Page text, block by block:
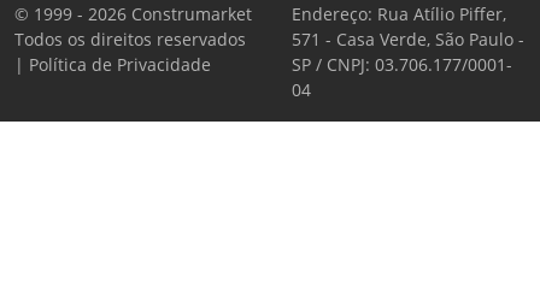
© 1999 - 2026 Construmarket
Todos os direitos reservados
| Política de Privacidade
Endereço: Rua Atílio Piffer,
571 - Casa Verde, São Paulo -
SP / CNPJ: 03.706.177/0001-
04